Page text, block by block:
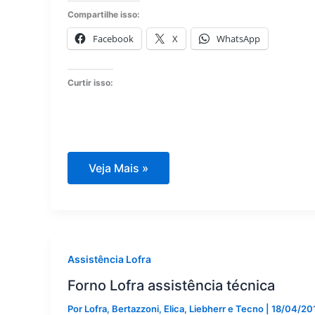
Compartilhe isso:
Facebook X WhatsApp
Curtir isso:
Cobertura
assistência
Veja Mais »
Assistência Lofra
Forno Lofra assistência técnica
Por Lofra, Bertazzoni, Elica, Liebherr e Tecno 18/04/